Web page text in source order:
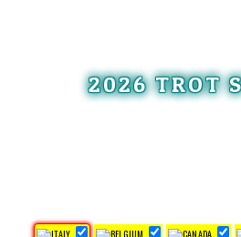
2026 TROT